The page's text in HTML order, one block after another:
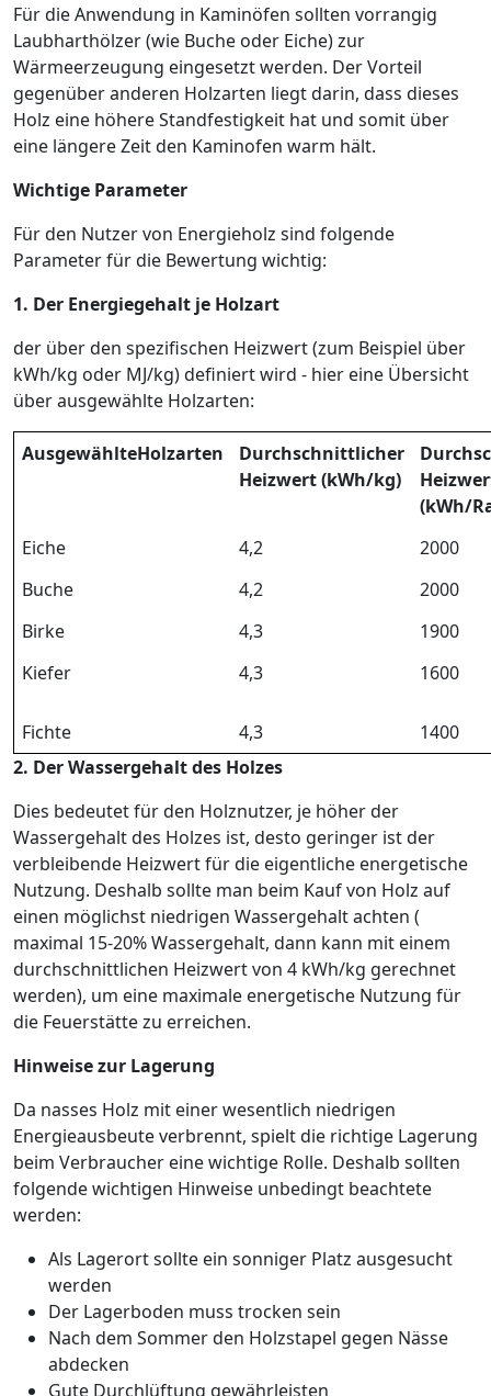
Für die Anwendung in Kaminöfen sollten vorrangig
Laubharthölzer (wie Buche oder Eiche) zur
Wärmeerzeugung eingesetzt werden. Der Vorteil
gegenüber anderen Holzarten liegt darin, dass dieses
Holz eine höhere Standfestigkeit hat und somit über
eine längere Zeit den Kaminofen warm hält.
Wichtige Parameter
Für den Nutzer von Energieholz sind folgende
Parameter für die Bewertung wichtig:
1. Der Energiegehalt je Holzart
der über den spezifischen Heizwert (zum Beispiel über
kWh/kg oder MJ/kg) definiert wird - hier eine Übersicht
über ausgewählte Holzarten:
AusgewählteHolzarten
Durchschnittlicher
Heizwert (kWh/kg)
(kWh/
Eiche
4,2
2000
Buche
4,2
2000
Birke
4,3
1900
Kiefer
4,3 1600
Fichte 4,3
1400
2. Der Wassergehalt des Holzes
Dies bedeutet für den Holznutzer, je höher der
Wassergehalt des Holzes ist, desto geringer ist der
verbleibende Heizwert für die eigentliche energetische
Nutzung. Deshalb sollte man beim Kauf von Holz auf
einen möglichst niedrigen Wassergehalt achten (
maximal 15-20% Wassergehalt, dann kann mit einem
durchschnittlichen Heizwert von 4 kWh/kg gerechnet
werden), um eine maximale energetische Nutzung für
die Feuerstätte zu erreichen.
Hinweise zur Lagerung
Da nasses Holz mit einer wesentlich niedrigen
Energieausbeute verbrennt, spielt die richtige Lagerung
beim Verbraucher eine wichtige Rolle. Deshalb sollten
folgende wichtigen Hinweise unbedingt beachtete
werden:
Als Lagerort sollte ein sonniger Platz ausgesucht
werden
Der Lagerboden muss trocken sein
Nach dem Sommer den Holzstapel gegen Nässe
abdecken
Gute Durchlüftung gewährleisten